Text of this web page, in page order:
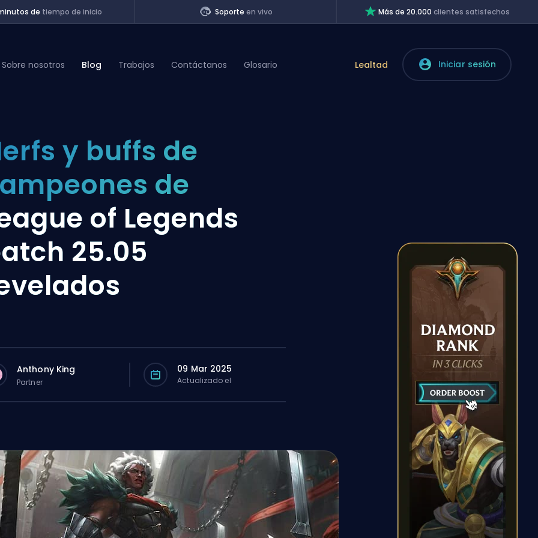
de tiempo de inicio Soporteen vivo Más de 20.000clientes satisfechos
Sobre nosotros Blog Trabajos Contáctanos Glosario Lealtad Iniciar sesión
y buffs de
de
of Legends
25.05
Anthony King
Partner
09 Mar 2025
Actualizado el